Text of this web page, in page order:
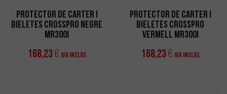
Protector de Carter i
Bieletes CrossPro Negre
MR300i
168,23€ IVA Inclòs
Protector de Carter i
Bieletes CrossPro
Vermell MR300i
168,23€ IVA Inclòs